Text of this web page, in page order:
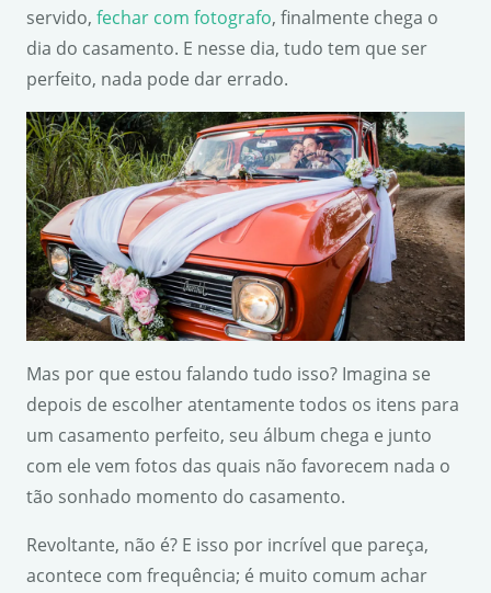
servido, fechar com fotografo, finalmente chega o
dia do casamento. E nesse dia, tudo tem que ser
perfeito, nada pode dar errado.
Mas por que estou falando tudo isso? Imagina se
depois de escolher atentamente todos os itens para
um casamento perfeito, seu álbum chega e junto
com ele vem fotos das quais não favorecem nada o
tão sonhado momento do casamento.
Revoltante, não é? E isso por incrível que pareça,
acontece com frequência; é muito comum achar